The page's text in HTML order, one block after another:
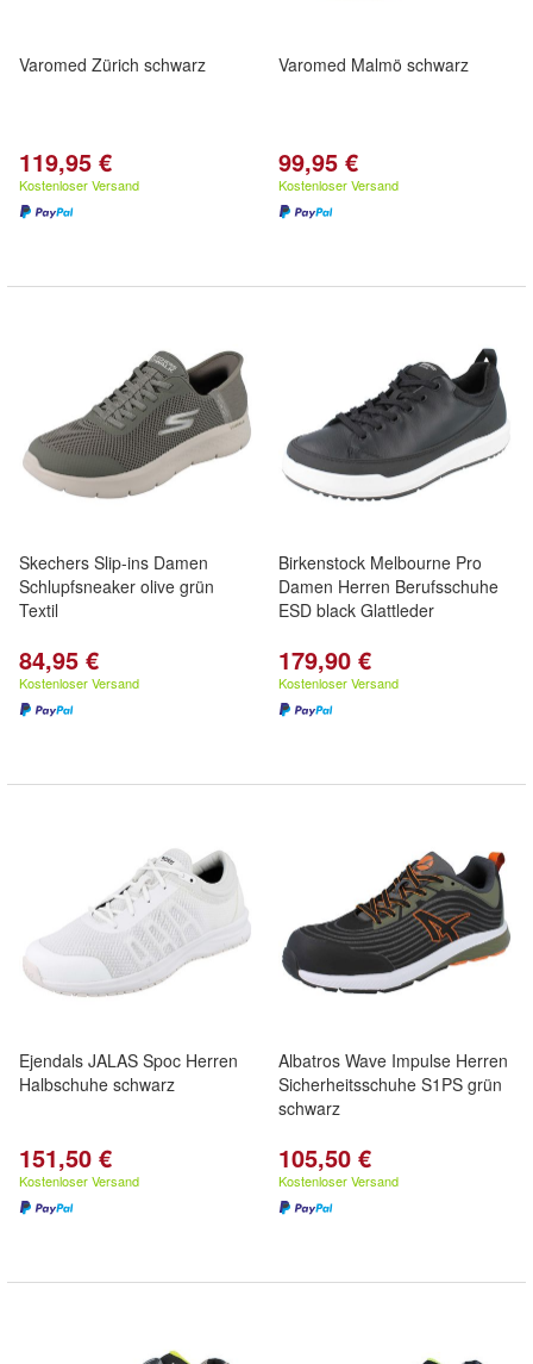
Varomed Zürich schwarz
119,95 €
Kostenloser Versand
Varomed Malmö schwarz
99,95 €
Kostenloser Versand
Skechers Slip-ins Damen
Schlupfsneaker olive grün
Textil
84,95 €
Kostenloser Versand
Birkenstock Melbourne Pro
Damen Herren Berufsschuhe
ESD black Glattleder
179,90 €
Kostenloser Versand
Ejendals JALAS Spoc Herren
Halbschuhe schwarz
151,50 €
Kostenloser Versand
Albatros Wave Impulse Herren
Sicherheitsschuhe S1PS grün
schwarz
105,50 €
Kostenloser Versand